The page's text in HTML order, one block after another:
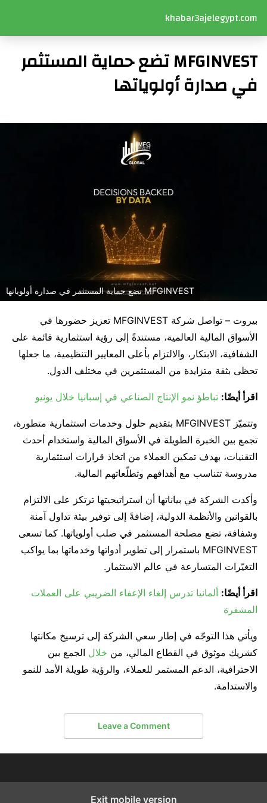
khabar3ajelegypt.com
MFGINVEST تضع حماية المستثمر
في صدارة أولوياتها
MFGINVEST تضع حماية المستثمر في صدارة أولوياتها
بيروت – تواصل شركة MFGINVEST تعزيز حضورها في
الأسواق المالية العالمية، مستندةً إلى رؤية استثمارية قائمة على
الشفافية، الابتكار، والالتزام بأعلى المعايير التنظيمية، ما جعلها
تحظى بثقة متزايدة من المستثمرين في مختلف الدول.
اقرأ أيضًا: تباطؤ نمو الإنتاج الصناعي في إسبانيا خلال يونيو
وتتميّز MFGINVEST بتقديم حلول وخدمات استثمارية متطورة،
تجمع بين الخبرة الطويلة في الأسواق المالية واستخدام أحدث
التقنيات، بهدف تمكين العملاء من اتخاذ قرارات استثمارية
مدروسة تتناسب مع أهدافهم وتطلّعاتهم المالية.
وأكدت الشركة في بياناتها أن استراتيجيتها ترتكز على الالتزام
بالقوانين والأنظمة الدولية، إضافةً إلى توفير بيئة تداول آمنة
وشفافة، تضع مصلحة المستثمر في صلب أولوياتها. كما تسعى
MFGINVEST باستمرار إلى تطوير أدواتها وخدماتها بما يواكب
التغيّرات المتسارعة في عالم الاستثمار.
اقرأ أيضًا: ألمانيا تدرس إلغاء الإعفاء الضريبي على العملات
المشفرة
ويأتي هذا التوجّه في إطار سعي الشركة إلى ترسيخ مكانتها
كشريك موثوق في القطاع المالي، من خلال الجمع بين
الاحترافية، الدعم المستمر للعملاء، والرؤية طويلة الأمد للنمو
والاستدامة.
Leave a Comment
Exit mobile version